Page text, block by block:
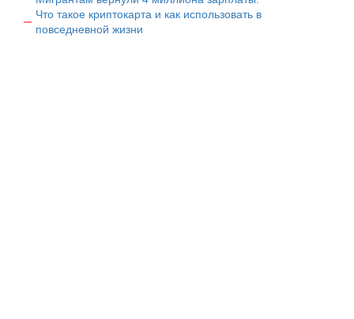
Что такое криптокарта и как использовать в
повседневной жизни